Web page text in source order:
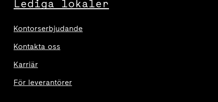
Lediga lokaler
Kontorserbjudande
Kontakta oss
Karriär
För leverantörer